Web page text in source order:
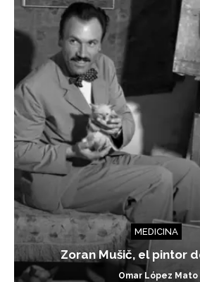
MEDICINA
Zoran Mušič, el pintor
Omar López Mato